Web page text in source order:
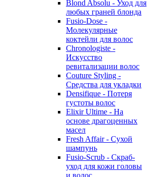
Blond Absolu - Уход для
любых граней блонда
Fusio-Dose -
Молекулярные
коктейли для волос
Chronologiste -
Искусство
ревитализации волос
Couture Styling -
Средства для укладки
Densifique - Потеря
густоты волос
Elixir Ultime - На
основе драгоценных
масел
Fresh Affair - Сухой
шампунь
Fusio-Scrub - Скраб-
уход для кожи головы
и волос